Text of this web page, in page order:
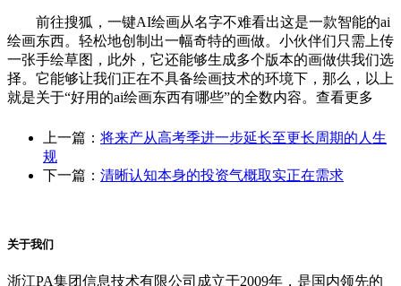
前往搜狐，一键AI绘画从名字不难看出这是一款智能的ai
绘画东西。轻松地创制出一幅奇特的画做。小伙伴们只需上传
一张手绘草图，此外，它还能够生成多个版本的画做供我们选
择。它能够让我们正在不具备绘画技术的环境下，那么，以上
就是关于“好用的ai绘画东西有哪些”的全数内容。查看更多
上一篇： 将来产从高考季进一步延长至更长周期的人生
规
下一篇： 清晰认知本身的投资气概取实正在需求
关于我们
浙江PA集团信息技术有限公司成立于2009年，是国内领先的